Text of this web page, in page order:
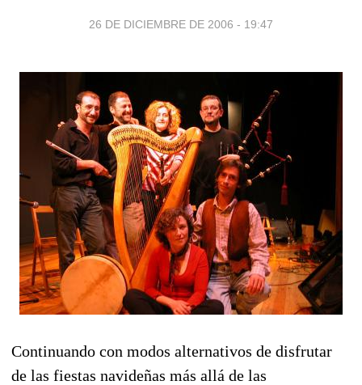
26 DE DICIEMBRE DE 2006 - 19:47
Continuando con modos alternativos de disfrutar
de las fiestas navideñas más allá de las